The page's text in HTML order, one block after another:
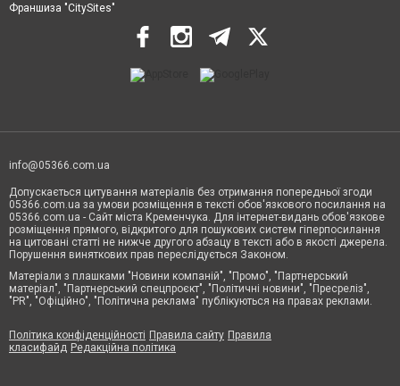
Франшиза "CitySites"
info@05366.com.ua
Допускається цитування матеріалів без отримання попередньої згоди
05366.com.ua за умови розміщення в тексті обов'язкового посилання на
05366.com.ua - Сайт міста Кременчука. Для інтернет-видань обов'язкове
розміщення прямого, відкритого для пошукових систем гіперпосилання
на цитовані статті не нижче другого абзацу в тексті або в якості джерела.
Порушення виняткових прав переслідується Законом.
Матеріали з плашками "Новини компаній", "Промо", "Партнерський
матеріал", "Партнерський спецпроєкт", "Політичні новини", "Пресреліз",
"PR", "Офіційно", "Політична реклама" публікуються на правах реклами.
Політика конфіденційності Правила сайту Правила
класифайд Редакційна політика